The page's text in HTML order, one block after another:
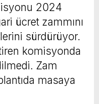
2024
ücret zammını
sürdürüyor.
komisyonda
Zam
masaya